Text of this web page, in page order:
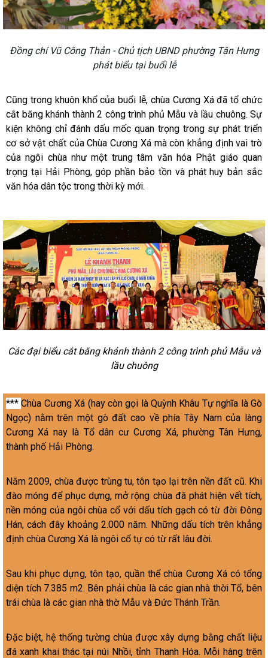
Đồng chí Vũ Công Thản - Chủ tịch UBND phường Tân Hưng
phát biểu tại buổi lễ
Cũng trong khuôn khổ của buổi lễ, chùa Cương Xá đã tổ chức
cắt băng khánh thành 2 công trình phủ Mẫu và lầu chuông. Sự
kiện không chỉ đánh dấu mốc quan trọng trong sự phát triển
cơ sở vật chất của Chùa Cương Xá mà còn khẳng định vai trò
của ngôi chùa như một trung tâm văn hóa Phật giáo quan
trọng tại Hải Phòng, góp phần bảo tồn và phát huy bản sắc
văn hóa dân tộc trong thời kỳ mới.
Các đại biểu cắt băng khánh thành 2 công trình phủ Mẫu và
lầu chuông
***Chùa Cương Xá (hay còn gọi là Quỳnh Khâu Tự nghĩa là Gò
Ngọc) nằm trên một gò đất cao về phía Tây Nam của làng
Cương Xá nay là Tổ dân cư Cương Xá, phường Tân Hưng,
thành phố Hải Phòng.
Năm 2009, chùa được trùng tu, tôn tạo lại trên nền đất cũ. Khi
đào móng để phục dựng, mở rộng chùa đã phát hiện vết tích,
nền móng của ngôi chùa cổ với dấu tích gạch có từ đời Đông
Hán, cách đây khoảng 2.000 năm. Những dấu tích trên khẳng
định chùa Cương Xá là ngôi cổ tự có từ rất lâu đời.
Sau khi phục dựng, tôn tạo, quần thể chùa Cương Xá có tổng
diện tích 7.385 m2. Bên phải chùa là các gian nhà thời Tổ, bên
trái chùa là các gian nhà thờ Mẫu và Đức Thánh Trần.
Đặc biệt, hệ thống tường chùa được xây dựng bằng chất liệu
đá xanh khai thác tại núi Nhồi, tỉnh Thanh Hóa. Mỗi hàng trên